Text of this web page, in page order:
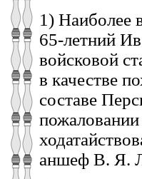
1) Наиболее
65-летний
войсковой
в качестве
составе
аншеф В. Я.